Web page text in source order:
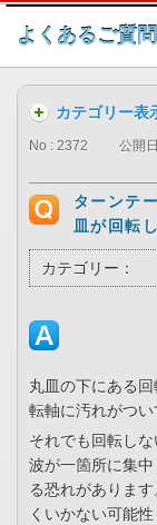
よくあるご質
カテゴリー表
No : 2372 公開
ターンテ
皿が回転
カテゴリー：
丸皿の下にある
転軸に汚れがつい
それでも回転し
波が一箇所に集
る恐れがありま
くいかない可能性